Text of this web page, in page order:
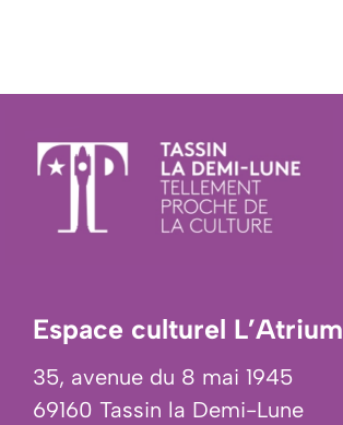
Espace culturel L’Atrium
35, avenue du 8 mai 1945
69160 Tassin la Demi-Lune